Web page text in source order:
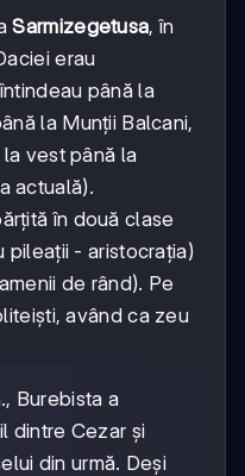
Sarmizegetusa, în
erau
până la
la Munții Balcani,
vest până la
actuală).
în două clase
pileații - aristocrația)
de rând). Pe
având ca zeu
Burebista a
dintre Cezar și
din urmă. Deși